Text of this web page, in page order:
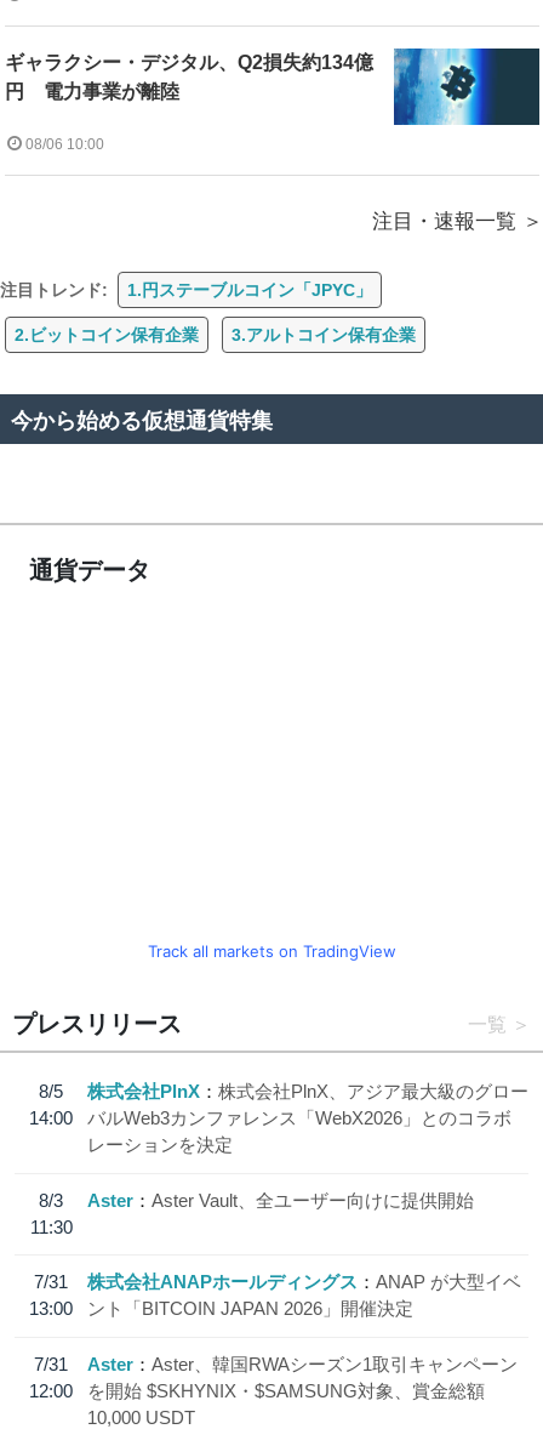
ギャラクシー・デジタル、Q2損失約134億
円 電力事業が離陸
08/06 10:00
注目・速報一覧
注目トレンド: 1.円ステーブルコイン「JPYC」
2.ビットコイン保有企業 3.アルトコイン保有企業
今から始める仮想通貨特集
通貨データ
Track all markets on TradingView
プレスリリース 一覧
8/5
14:00
株式会社PlnX
株式会社PlnX、アジア最大級のグロー
バルWeb3カンファレンス「WebX2026」とのコラボ
レーションを決定
8/3
11:30
Aster Aster Vault、全ユーザー向けに提供開始
7/31
13:00
株式会社ANAPホールディングス
ANAP が大型イベ
ント「BITCOIN JAPAN 2026」開催決定
7/31
12:00
Aster
Aster、韓国RWAシーズン1取引キャンペーン
を開始 $SKHYNIX・$SAMSUNG対象、賞金総額
10,000 USDT